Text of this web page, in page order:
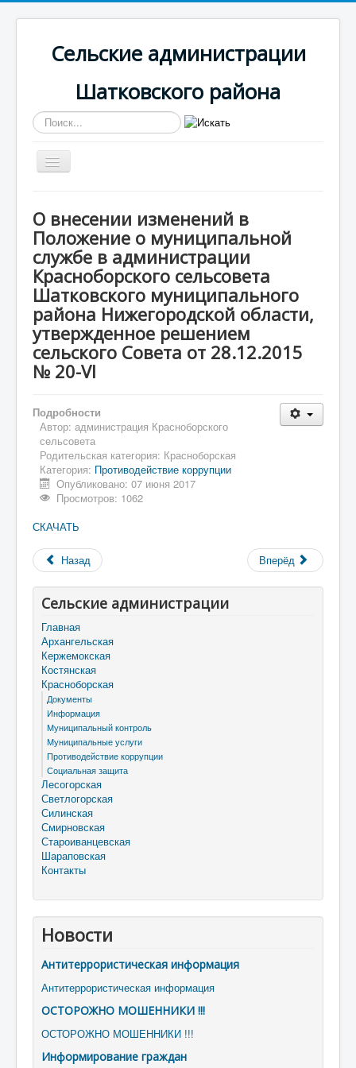
Сельские администрации
Шатковского района
Искать...
Включить/
выключить
Красноборская
Противодействие коррупции
О внесении изменений в Положение о муниципальной
службе в администрации Красноборского сельсовета
Шатковского муниципального района Нижегородской
области, утвержденное решением сельского Совета от
28.12.2015 № 20-VI
О внесении изменений в
Положение о муниципальной
службе в администрации
Красноборского сельсовета
Шатковского муниципального
района Нижегородской области,
утвержденное решением
сельского Совета от 28.12.2015
№ 20-VI
Подробности
Автор: администрация Красноборского
сельсовета
Родительская категория: Красноборская
Категория: Противодействие коррупции
Опубликовано: 07 июня 2017
Просмотров: 1062
СКАЧАТЬ
Назад Вперёд
Сельские администрации
Главная
Архангельская
Кержемокская
Костянская
Красноборская
Документы
Информация
Муниципальный контроль
Муниципальные услуги
Противодействие коррупции
Социальная защита
Лесогорская
Светлогорская
Силинская
Смирновская
Староиванцевская
Шараповская
Контакты
Новости
Антитеррористическая информация
Антитеррористическая информация
ОСТОРОЖНО МОШЕННИКИ !!!
ОСТОРОЖНО МОШЕННИКИ !!!
Информирование граждан